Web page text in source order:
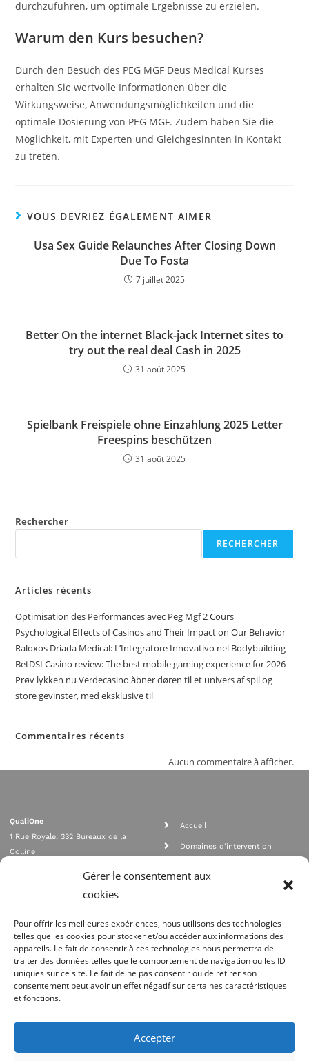
Gérer le consentement aux
cookies
Pour offrir les meilleures expériences, nous utilisons des technologies
telles que les cookies pour stocker et/ou accéder aux informations des
appareils. Le fait de consentir à ces technologies nous permettra de
traiter des données telles que le comportement de navigation ou les ID
uniques sur ce site. Le fait de ne pas consentir ou de retirer son
consentement peut avoir un effet négatif sur certaines caractéristiques
et fonctions.
Accepter
durchzuführen, um optimale Ergebnisse zu erzielen.
Warum den Kurs besuchen?
Durch den Besuch des PEG MGF Deus Medical Kurses
erhalten Sie wertvolle Informationen über die
Wirkungsweise, Anwendungsmöglichkeiten und die
optimale Dosierung von PEG MGF. Zudem haben Sie die
Möglichkeit, mit Experten und Gleichgesinnten in Kontakt
zu treten.
VOUS DEVRIEZ ÉGALEMENT AIMER
Usa Sex Guide Relaunches After Closing Down
Due To Fosta
7 juillet 2025
Better On the internet Black-jack Internet sites to
try out the real deal Cash in 2025
31 août 2025
Spielbank Freispiele ohne Einzahlung 2025 Letter
Freespins beschützen
31 août 2025
Rechercher
RECHERCHER
Articles récents
Optimisation des Performances avec Peg Mgf 2 Cours
Psychological Effects of Casinos and Their Impact on Our Behavior
Raloxos Driada Medical: L’Integratore Innovativo nel Bodybuilding
BetDSI Casino review: The best mobile gaming experience for 2026
Prøv lykken nu Verdecasino åbner døren til et univers af spil og
store gevinster, med eksklusive til
Commentaires récents
Aucun commentaire à afficher.
QualiOne
1 Rue Royale, 332 Bureaux de la
Colline
contact@qualione.com
Accueil
Domaines d'intervention
Agrément Orias n°08 040 890, conformité PCI_DSS, respect directives ACP